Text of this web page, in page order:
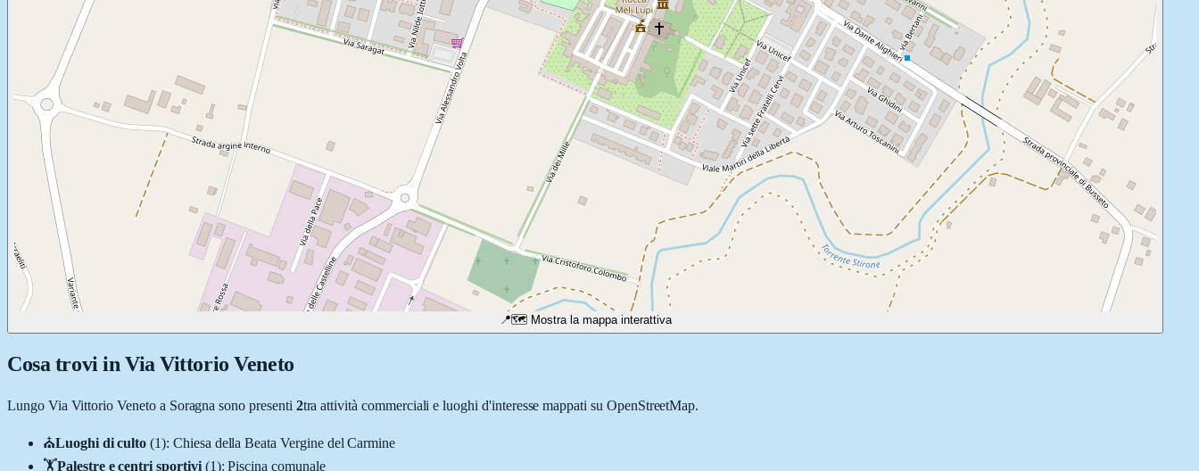
📍🗺️ Mostra la mappa interattiva
Cosa trovi in Via Vittorio Veneto
Lungo Via Vittorio Venetoa Soragna sono presenti 2tra attività commerciali e luoghi d'interesse mappati su OpenStreetMap.
⛪Luoghi di culto (1): Chiesa della Beata Vergine del Carmine
🏋️Palestre e centri sportivi (1):Piscina comunale